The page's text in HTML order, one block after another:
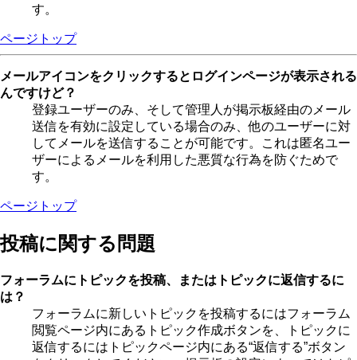
す。
ページトップ
メールアイコンをクリックするとログインページが表示される
んですけど？
登録ユーザーのみ、そして管理人が掲示板経由のメール
送信を有効に設定している場合のみ、他のユーザーに対
してメールを送信することが可能です。これは匿名ユー
ザーによるメールを利用した悪質な行為を防ぐためで
す。
ページトップ
投稿に関する問題
フォーラムにトピックを投稿、またはトピックに返信するに
は？
フォーラムに新しいトピックを投稿するにはフォーラム
閲覧ページ内にあるトピック作成ボタンを、トピックに
返信するにはトピックページ内にある“返信する”ボタン